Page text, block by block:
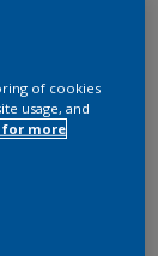
of cookies
usage, and
for more